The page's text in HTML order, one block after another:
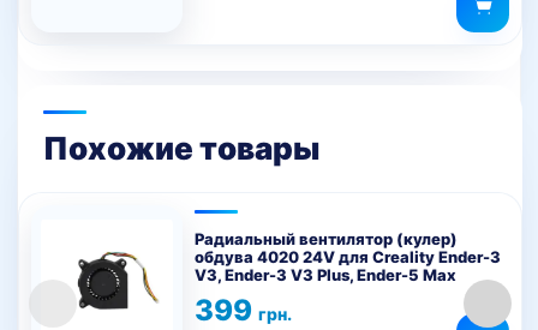
Похожие товары
Радиальный вентилятор (кулер)
обдува 4020 24V для Creality Ender-3
V3, Ender-3 V3 Plus, Ender-5 Max
399 грн.